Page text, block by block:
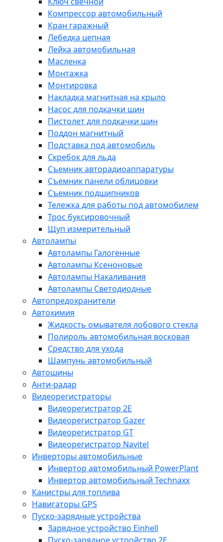
Компрессор автомобильный
Кран гаражный
Лебедка цепная
Лейка автомобильная
Масленка
Монтажка
Монтировка
Накладка магнитная на крыло
Насос для подкачки шин
Пистолет для подкачки шин
Поддон магнитный
Подставка под автомобиль
Скребок для льда
Съемник авторадиоаппаратуры
Съемник панели облицовки
Съемник подшипников
Тележка для работы под автомобилем
Трос буксировочный
Щуп измерительный
Автолампы
Автолампы Галогенные
Автолампы Ксеноновые
Автолампы Накаливания
Автолампы Светодиодные
Автопредохранители
Автохимия
Жидкость омывателя лобового стекла
Полироль автомобильная восковая
Средство для ухода
Шампунь автомобильный
Автошины
Анти-радар
Видеорегистраторы
Видеорегистратор 2E
Видеорегистратор Gazer
Видеорегистратор GT
Видеорегистратор Navitel
Инверторы автомобильные
Инвертор автомобильный PowerPlant
Инвертор автомобильный Technaxx
Канистры для топлива
Навигаторы GPS
Пуско-зарядные устройства
Зарядное устройство Einhell